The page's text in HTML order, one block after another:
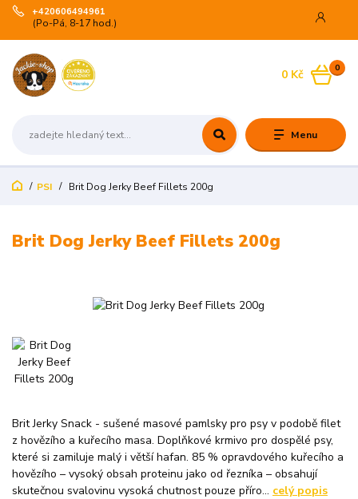
Menu
+420606494961
(Po-Pá, 8-17 hod.)
0
0 Kč
PSI Brit Dog Jerky Beef Fillets 200g
Brit Dog Jerky Beef Fillets 200g
Brit Jerky Snack - sušené masové pamlsky pro psy v podobě filet
z hovězího a kuřecího masa. Doplňkové krmivo pro dospělé psy,
které si zamiluje malý i větší hafan. 85 % opravdového kuřecího a
hovězího – vysoký obsah proteinu jako od řezníka – obsahují
skutečnou svalovinu vysoká chutnost pouze příro... celý popis